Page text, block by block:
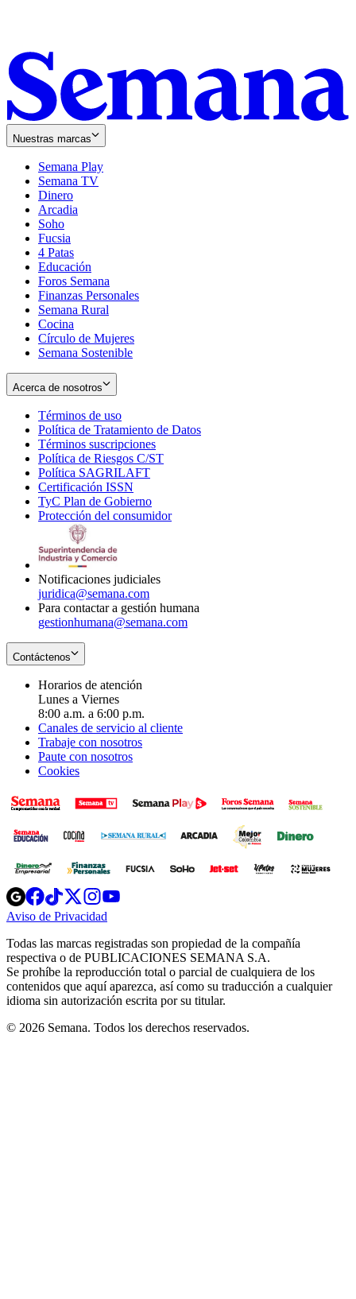
Nuestras marcas
Semana Play
Semana TV
Dinero
Arcadia
Soho
in
new
window
Fucsia
in
new
window
4 Patas
Educación
Foros Semana
Finanzas Personales
Semana Rural
Cocina
Círculo de Mujeres
Semana Sostenible
Acerca de nosotros
Términos de uso
in
new
window
Política de Tratamiento de Datos
Términos suscripciones
in
Política de Riesgos C/ST
Política SAGRILAFT
new
window
Certificación ISSN
in
new
TyC Plan de Gobierno
in
Protección del consumidorOpens
Notificaciones judiciales
juridica@semana.com
Para contactar a gestión humana
gestionhumana@semana.com
Contáctenos
Horarios de atención
Lunes a Viernes
8:00 a.m. a 6:00 p.m.
Canales de servicio al cliente
Trabaje con nosotros
Paute con nosotros
Cookies
Opens
in
new
Opens
in
new
Opens
in
new
window
Opens
new
windowwindow
Aviso de Privacidad
new
window
Todas las marcas registradas son propiedad de la compañía
respectiva o de PUBLICACIONES SEMANA S.A.
Se prohíbe la reproducción total o parcial de cualquiera de los
contenidos que aquí aparezca, así como su traducción a cualquier
idioma sin autorización escrita por su titular.
© 2026 Semana. Todos los derechos reservados.